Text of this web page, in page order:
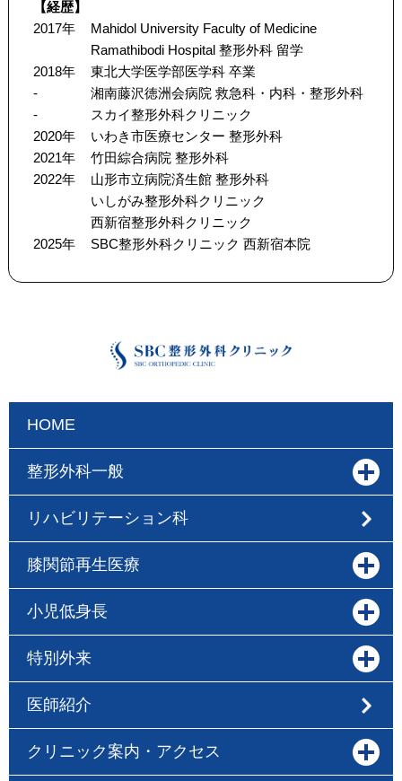
【経歴】
2017年
Mahidol University Faculty of Medicine
Ramathibodi Hospital 整形外科 留学
2018年
東北大学医学部医学科 卒業
-
湘南藤沢徳洲会病院 救急科・内科・整形外科
-
スカイ整形外科クリニック
2020年
いわき市医療センター 整形外科
2021年
竹田綜合病院 整形外科
2022年
山形市立病院済生館 整形外科
いしがみ整形外科クリニック
西新宿整形外科クリニック
2025年
SBC整形外科クリニック 西新宿本院
HOME
整形外科一般
リハビリテーション科
膝関節再生医療
小児低身長
特別外来
医師紹介
クリニック案内・アクセス